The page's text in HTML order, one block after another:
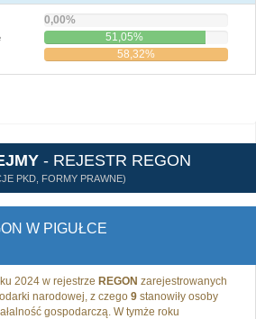
0,00%
51,05%
58,32%
- REJESTR REGON
PKD, FORMY PRAWNE)
W PIGUŁCE
2024 w rejestrze REGON zarejestrowanych
narodowej, z czego 9 stanowiły osoby
gospodarczą. W tymże roku